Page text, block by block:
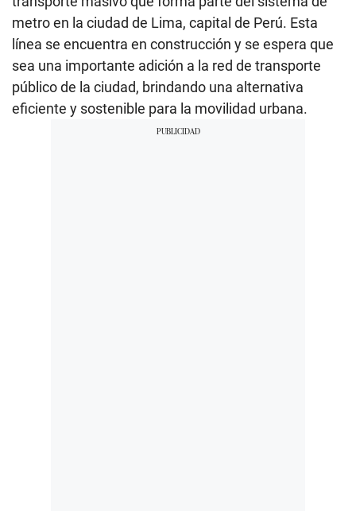
metro en la ciudad de Lima, capital de Perú. Esta
línea se encuentra en construcción y se espera que
sea una importante adición a la red de transporte
público de la ciudad, brindando una alternativa
eficiente y sostenible para la movilidad urbana.